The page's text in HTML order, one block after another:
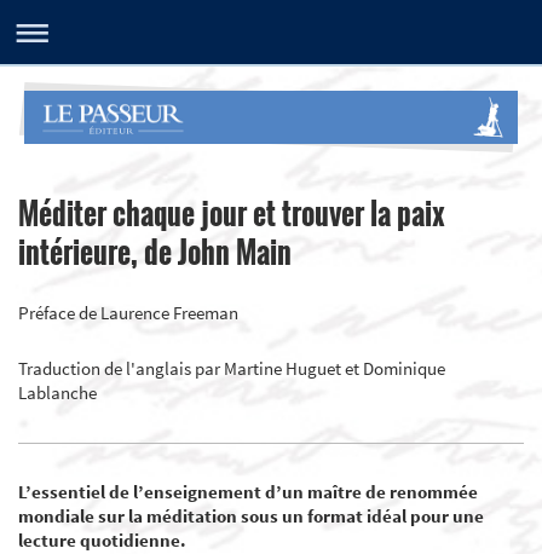
Méditer chaque jour et trouver la paix
intérieure, de John Main
Préface de Laurence Freeman
Traduction de l'anglais par Martine Huguet et Dominique
Lablanche
L’essentiel de l’enseignement d’un maître de renommée
mondiale sur la méditation sous un format idéal pour une
lecture quotidienne.